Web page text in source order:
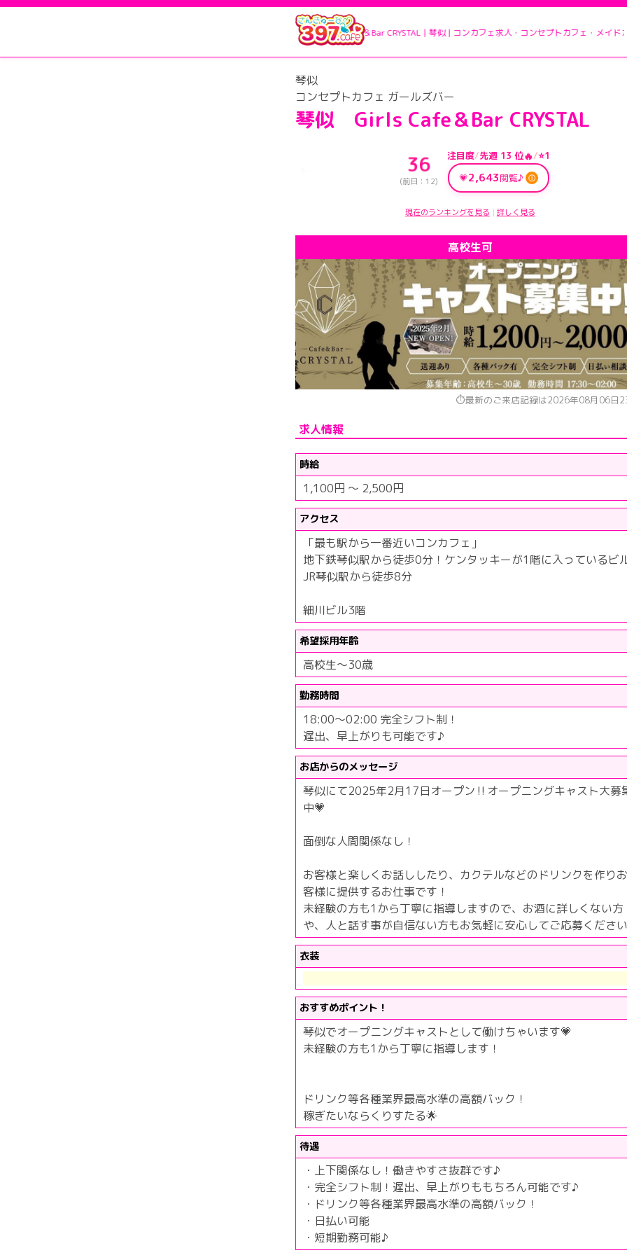
琴似 Girls Cafe＆Bar CRYSTAL | 琴似 | コンカフェ求人・コンセプトカフェ・メイドカフェ＆
琴似
コンセプトカフェ ガールズバー
琴似 Girls Cafe＆Bar CRYSTAL
36
(前日：12)
注目度/先週 13 位🔥/⭐1
💗2,643閲覧♪ ⓘ
現在のランキングを見る ｜ 詳しく見る
高校生可
⏱最新のご来店記録は2026年08月06日
求人情報
時給
1,100円 ～ 2,500円
アクセス
「最も駅から一番近いコンカフェ」
地下鉄琴似駅から徒歩0分！ケンタッキーが1階に入っているビ
JR琴似駅から徒歩8分
細川ビル3階
希望採用年齢
高校生～30歳
勤務時間
18:00〜02:00 完全シフト制！
遅出、早上がりも可能です♪
お店からのメッセージ
琴似にて2025年2月17日オープン‼︎オープニングキャスト大募
中💗
面倒な人間関係なし！
お客様と楽しくお話ししたり、カクテルなどのドリンクを作りお
客様に提供するお仕事です！
未経験の方も1から丁寧に指導しますので、お酒に詳しくない方
や、人と話す事が自信ない方もお気軽に安心してご応募くださ
衣装
おすすめポイント！
琴似でオープニングキャストとして働けちゃいます💗
未経験の方も1から丁寧に指導します！
ドリンク等各種業界最高水準の高額バック！
稼ぎたいならくりすたる🌟
待遇
・上下関係なし！働きやすさ抜群です♪
・完全シフト制！遅出、早上がりももちろん可能です♪
・ドリンク等各種業界最高水準の高額バック！
・日払い可能
・短期勤務可能♪